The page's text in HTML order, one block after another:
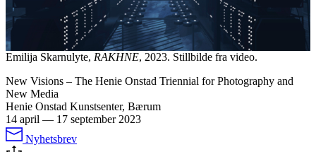
Emilija Skarnulyte, RAKHNE, 2023. Stillbilde fra video.
New Visions – The Henie Onstad Triennial for Photography and
New Media
Henie Onstad Kunstsenter, Bærum
14 april — 17 september 2023
Nyhetsbrev